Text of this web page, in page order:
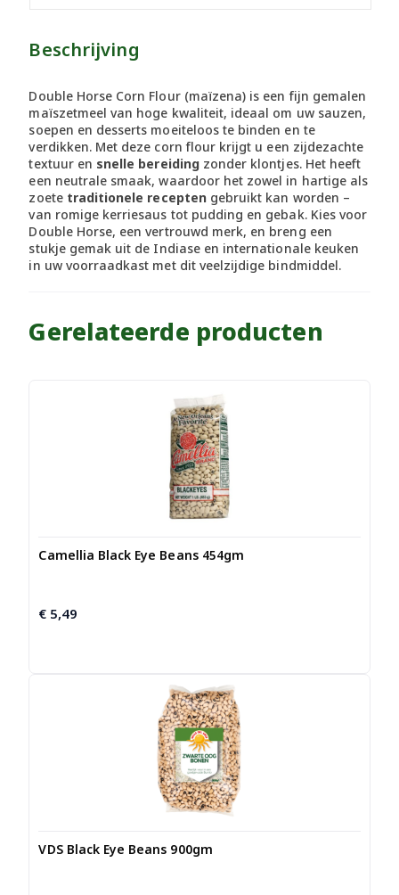
Beschrijving
Double Horse Corn Flour (maïzena) is een fijn gemalen
maïszetmeel van hoge kwaliteit, ideaal om uw sauzen,
soepen en desserts moeiteloos te binden en te
verdikken. Met deze corn flour krijgt u een zijdezachte
textuur en snelle bereidingzonder klontjes. Het heeft
een neutrale smaak, waardoor het zowel in hartige als
zoete traditionele receptengebruikt kan worden –
van romige kerriesaus tot pudding en gebak. Kies voor
Double Horse, een vertrouwd merk, en breng een
stukje gemak uit de Indiase en internationale keuken
in uw voorraadkast met dit veelzijdige bindmiddel.
Gerelateerde producten
Camellia Black Eye Beans 454gm
€ 5,49
VDS Black Eye Beans 900gm